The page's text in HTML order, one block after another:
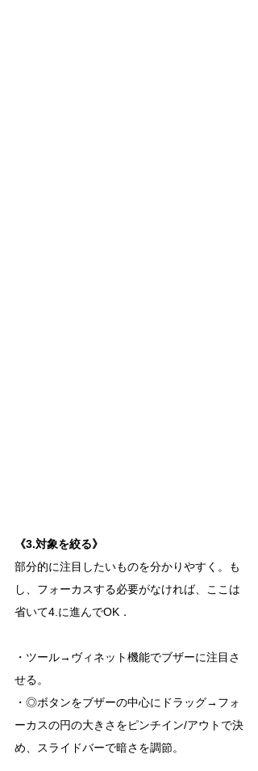
《3.対象を絞る》
部分的に注目したいものを分かりやすく。も
し、フォーカスする必要がなければ、ここは
省いて4.に進んでOK．
・ツール→ヴィネット機能でブザーに注目さ
せる。
・◎ボタンをブザーの中心にドラッグ→フォ
ーカスの円の大きさをピンチイン/アウトで決
め、スライドバーで暗さを調節。